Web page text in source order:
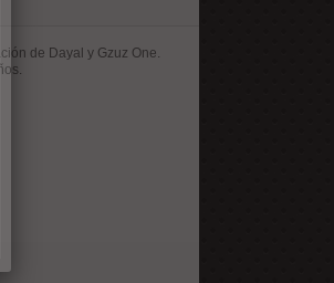
de Dayal y Gzuz One.